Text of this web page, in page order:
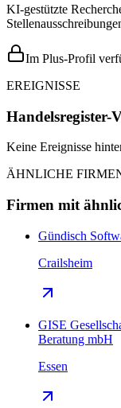
KI-gestützte
Im Plus-Profil
EREIGNISSE
Handelsregister-
Keine Ereignisse
ÄHNLICHE
Firmen mit
Gündisch
Crailsheim
GISE
Beratung mbH
Essen